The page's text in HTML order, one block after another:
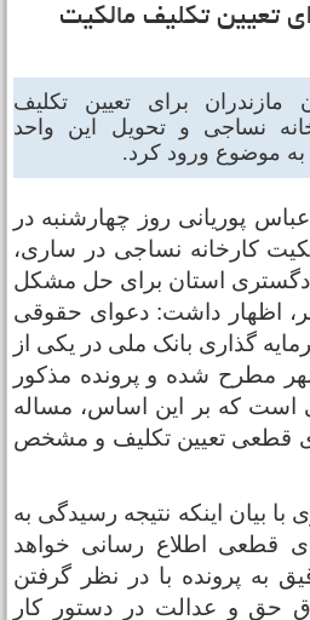
تعیین تکلیف مالکیت
برای تعیین تکلیف
نساجی و تحویل این واحد
موضوع ورود کرد.
پوریانی روز چهارشنبه در
کارخانه نساجی در ساری،
استان برای حل مشکل
اظهار داشت: دعوای حقوقی
گذاری بانک ملی در یکی از
مطرح شده و پرونده مذکور
که بر این اساس، مساله
قطعی تعیین تکلیف و مشخص
اینکه نتیجه رسیدگی به
قطعی اطلاع رسانی خواهد
پرونده با در نظر گرفتن
حق و عدالت در دستور کار